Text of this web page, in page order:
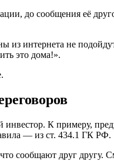
до сообщения её
из интернета не
это дома!».
К примеру,
— из ст. 434.1 ГК РФ.
сообщают друг